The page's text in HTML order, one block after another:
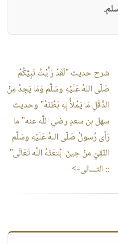
شرح حديث "لَقَدْ رَأَيْتُ نَبِيَّكُمْ
صَلّى اللهُ عَلَيْهِ وسَلَّم وَمَا يَجِدُ مِنْ
الدَّقَلِ مَا يَمْلأُ بِهِ بَطْنَهُ" وحديث
سهل بن سعدٍ رضي اللَّه عنه" ما
رَأى رُسولُ صَلّى اللهُ عَلَيْهِ وسَلَّم
النّقِيّ منْ حِينَ ابْتعَثَهُ اللَّه تَعَالَى"
:: التـــالى->